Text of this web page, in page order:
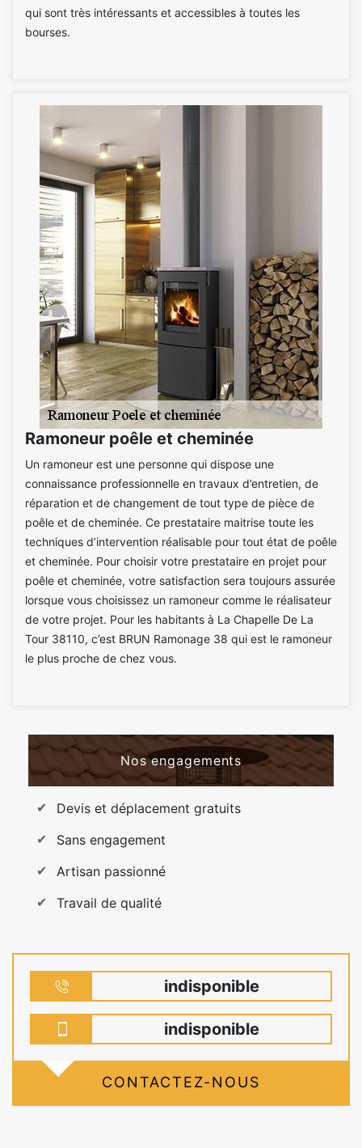
qui sont très intéressants et accessibles à toutes les
bourses.
Ramoneur poêle et cheminée
Un ramoneur est une personne qui dispose une
connaissance professionnelle en travaux d’entretien, de
réparation et de changement de tout type de pièce de
poêle et de cheminée. Ce prestataire maitrise toute les
techniques d’intervention réalisable pour tout état de poêle
et cheminée. Pour choisir votre prestataire en projet pour
poêle et cheminée, votre satisfaction sera toujours assurée
lorsque vous choisissez un ramoneur comme le réalisateur
de votre projet. Pour les habitants à La Chapelle De La
Tour 38110, c’est BRUN Ramonage 38 qui est le ramoneur
le plus proche de chez vous.
Nos engagements
Devis et déplacement gratuits
Sans engagement
Artisan passionné
Travail de qualité
indisponible
indisponible
CONTACTEZ-NOUS